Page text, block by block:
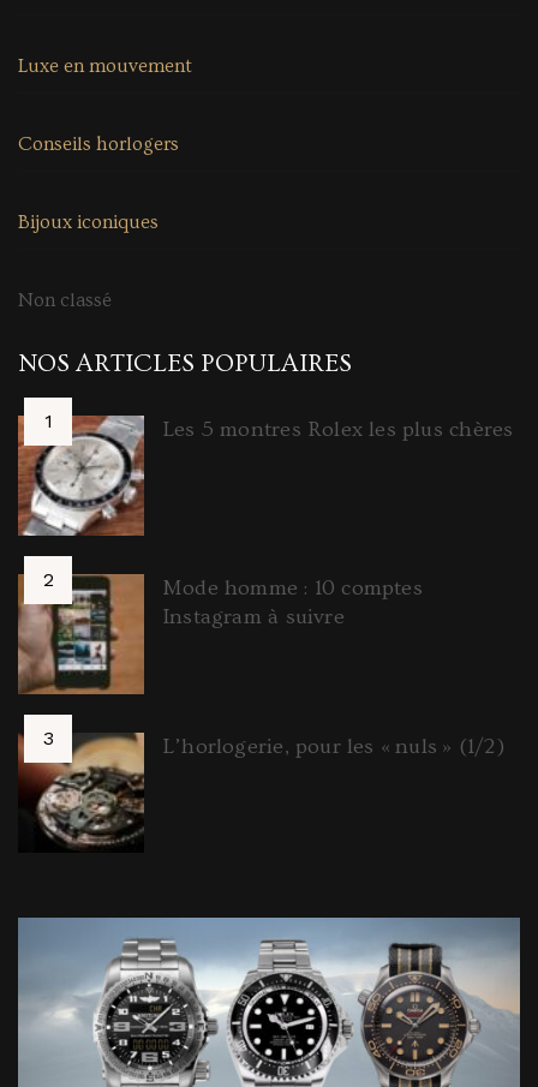
Luxe en mouvement
Conseils horlogers
Bijoux iconiques
Non classé
NOS ARTICLES POPULAIRES
Les 5 montres Rolex les plus chères
Mode homme : 10 comptes
Instagram à suivre
L’horlogerie, pour les « nuls » (1/2)